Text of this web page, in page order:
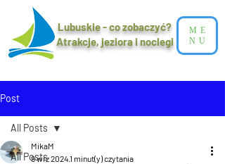
Lubuskie - co zobaczyć?
Atrakcje, jeziora i noclegi​
ME
NU
Post
All Posts
All Posts
MikaM
9 wrz 20241 minut(y) czytania